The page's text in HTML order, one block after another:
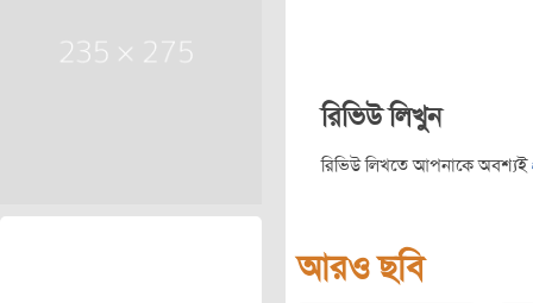
রিভিউ লিখুন
রিভিউ লিখতে আপনাকে অবশ্যই
আরও ছবি